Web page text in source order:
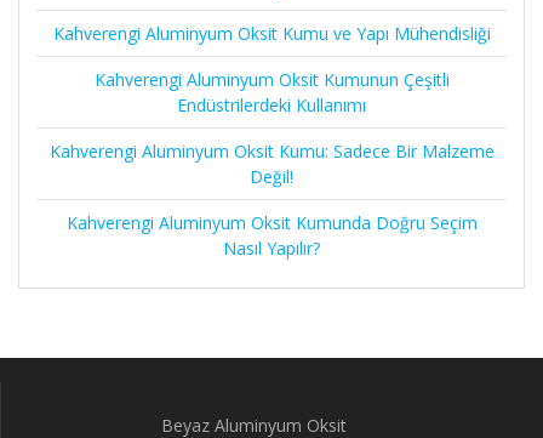
Kahverengi Aluminyum Oksit Kumu ve Yapı Mühendisliği
Kahverengi Aluminyum Oksit Kumunun Çeşitli
Endüstrilerdeki Kullanımı
Kahverengi Aluminyum Oksit Kumu: Sadece Bir Malzeme
Değil!
Kahverengi Aluminyum Oksit Kumunda Doğru Seçim
Nasıl Yapılır?
Beyaz Aluminyum Oksit